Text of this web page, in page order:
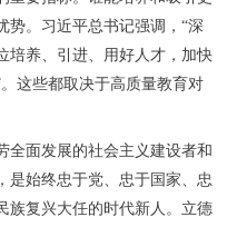
势。习近平总书记强调，“深
培养、引进、用好人才，加快
这些都取决于高质量教育对
面发展的社会主义建设者和
是始终忠于党、忠于国家、忠
族复兴大任的时代新人。立德